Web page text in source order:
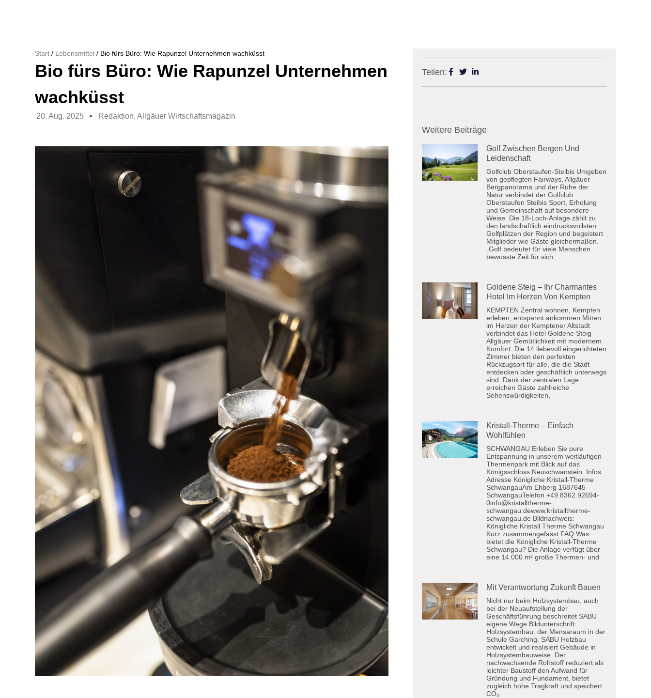
Start / Lebensmittel / Bio fürs Büro: Wie Rapunzel Unternehmen wachküsst
Bio fürs Büro: Wie Rapunzel Unternehmen
wachküsst
20. Aug. 2025 Redaktion, Allgäuer Wirtschaftsmagazin
Teilen:
Weitere Beiträge
Golf Zwischen Bergen Und
Leidenschaft
Golfclub Oberstaufen-Steibis Umgeben
von gepflegten Fairways, Allgäuer
Bergpanorama und der Ruhe der
Natur verbindet der Golfclub
Oberstaufen Steibis Sport, Erholung
und Gemeinschaft auf besondere
Weise. Die 18-Loch-Anlage zählt zu
den landschaftlich eindrucksvollsten
Golfplätzen der Region und begeistert
Mitglieder wie Gäste gleichermaßen.
„Golf bedeutet für viele Menschen
bewusste Zeit für sich
Goldene Steig – Ihr Charmantes
Hotel Im Herzen Von Kempten
KEMPTEN Zentral wohnen, Kempten
erleben, entspannt ankommen Mitten
im Herzen der Kemptener Altstadt
verbindet das Hotel Goldene Steig
Allgäuer Gemütlichkeit mit modernem
Komfort. Die 14 liebevoll eingerichteten
Zimmer bieten den perfekten
Rückzugsort für alle, die die Stadt
entdecken oder geschäftlich unterwegs
sind. Dank der zentralen Lage
erreichen Gäste zahlreiche
Sehenswürdigkeiten,
Kristall-Therme – Einfach
Wohlfühlen
SCHWANGAU Erleben Sie pure
Entspannung in unserem weitläufigen
Thermenpark mit Blick auf das
Königsschloss Neuschwanstein. Infos
Adresse Königliche Kristall-Therme
SchwangauAm Ehberg 1687645
SchwangauTelefon +49 8362 92694-
0info@kristalltherme-
schwangau.dewww.kristalltherme-
schwangau.de Bildnachweis:
Königliche Kristall Therme Schwangau
Kurz zusammengefasst FAQ Was
bietet die Königliche Kristall-Therme
Schwangau? Die Anlage verfügt über
eine 14.000 m² große Thermen- und
Mit Verantwortung Zukunft Bauen
Nicht nur beim Holzsystembau, auch
bei der Neuaufstellung der
Geschäftsführung beschreitet SÄBU
eigene Wege Bildunterschrift:
Holzsystembau: der Mensaraum in der
Schule Garching. SÄBU Holzbau
entwickelt und realisiert Gebäude in
Holzsystembauweise. Der
nachwachsende Rohstoff reduziert als
leichter Baustoff den Aufwand für
Gründung und Fundament, bietet
zugleich hohe Tragkraft und speichert
CO₂.